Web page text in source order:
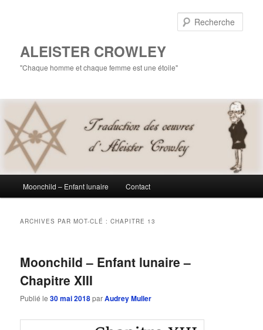
ALEISTER CROWLEY
"Chaque homme et chaque femme est une étoile"
principal
Moonchild – Enfant lunaire Contact
ARCHIVES PAR MOT-CLÉ :CHAPITRE 13
Moonchild – Enfant lunaire –
Chapitre XIII
Publié le30 mai 2018parAudrey Muller